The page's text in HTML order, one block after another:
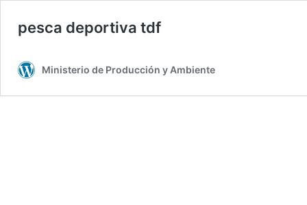
pesca deportiva tdf
Ministerio de Producción y Ambiente